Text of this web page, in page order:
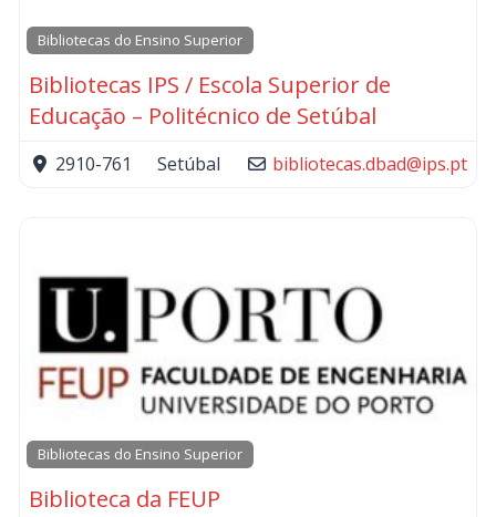
Bibliotecas do Ensino Superior
Bibliotecas IPS / Escola Superior de
Educação – Politécnico de Setúbal
2910-761 Setúbal bibliotecas.dbad@ips.pt
Bibliotecas do Ensino Superior
Biblioteca da FEUP